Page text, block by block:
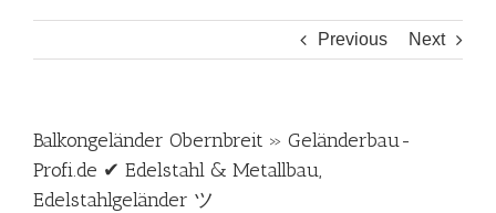
Previous Next
Balkongeländer Obernbreit » Geländerbau-
Profi.de ✔ Edelstahl & Metallbau,
Edelstahlgeländer ツ